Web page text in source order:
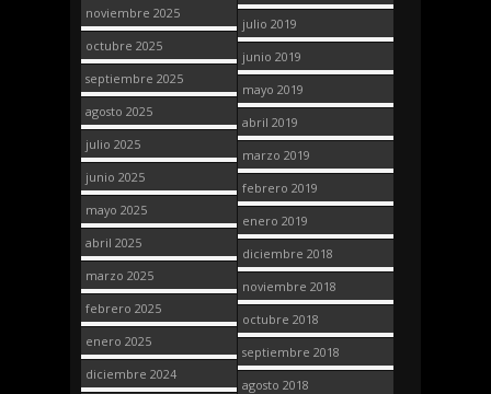
noviembre 2025
octubre 2025
septiembre 2025
agosto 2025
julio 2025
junio 2025
mayo 2025
abril 2025
marzo 2025
febrero 2025
enero 2025
diciembre 2024
julio 2019
junio 2019
mayo 2019
abril 2019
marzo 2019
febrero 2019
enero 2019
diciembre 2018
noviembre 2018
octubre 2018
septiembre 2018
agosto 2018